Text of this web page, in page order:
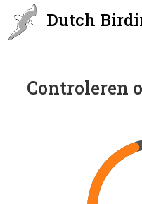
Dutch
Controleren